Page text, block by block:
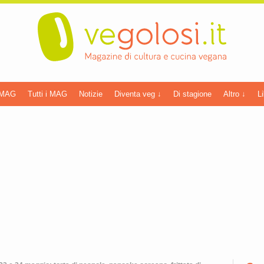
Tutti i MAG Notizie Diventa veg ↓ Di stagione Altro ↓